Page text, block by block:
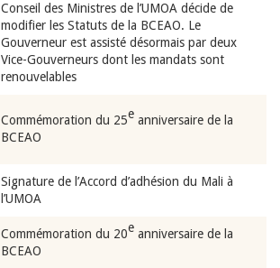
Conseil des Ministres de l’UMOA décide de
modifier les Statuts de la BCEAO. Le
Gouverneur est assisté désormais par deux
Vice-Gouverneurs dont les mandats sont
renouvelables
Commémoration du 25e anniversaire de la
BCEAO
Signature de l’Accord d’adhésion du Mali à
l’UMOA
Commémoration du 20e anniversaire de la
BCEAO